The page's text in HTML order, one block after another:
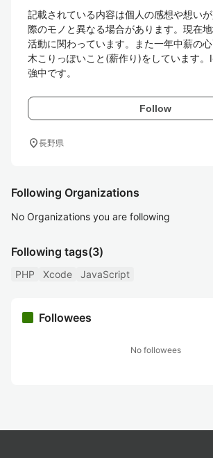
記載されている内容は個人の感想や想い
際のモノと異なる場合があります。現在
活動に関わっています。また一年中薪の心
木こりっぽいこと(薪作り)をしています。
強中です。
Follow
location_on長野県
Following Organizations
No Organizations you are following
Following tags(3)
PHP Xcode JavaScript
Followees
No followees